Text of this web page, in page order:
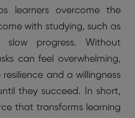
learners overcome the
with studying, such as
slow progress. Without
can feel overwhelming,
and a willingness
they succeed. In short,
that transforms learning